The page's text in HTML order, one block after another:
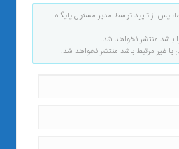
پس از تایید توسط مدیر مسئول پایگاه
باشد منتشر نخواهد شد.
یا غیر مرتبط باشد منتشر نخواهد شد.